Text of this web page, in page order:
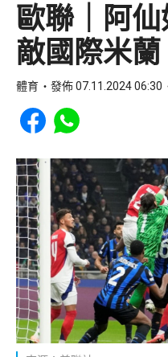
歐聯｜阿
敵國際米蘭
體育 發佈 07.11.2024 06:30
Share to Facebook
Share to WhatsApp